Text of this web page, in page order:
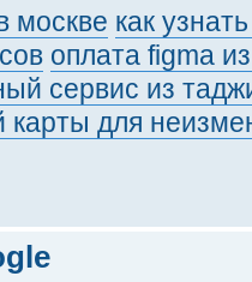
москве как
оплата figma
сервис из
карты для